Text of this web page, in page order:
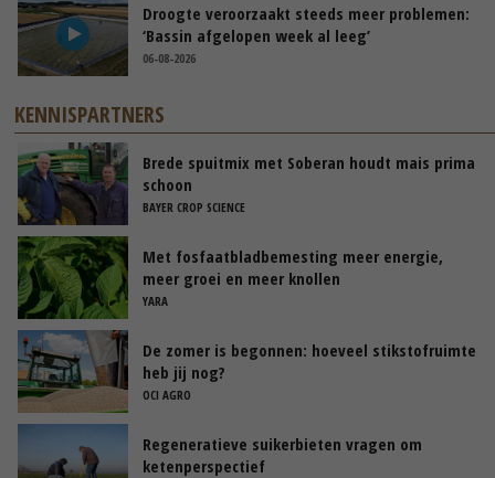
Droogte veroorzaakt steeds meer problemen:
‘Bassin afgelopen week al leeg’
06-08-2026
KENNISPARTNERS
Brede spuitmix met Soberan houdt mais prima
schoon
BAYER CROP SCIENCE
Met fosfaatbladbemesting meer energie,
meer groei en meer knollen
YARA
De zomer is begonnen: hoeveel stikstofruimte
heb jij nog?
OCI AGRO
Regeneratieve suikerbieten vragen om
ketenperspectief